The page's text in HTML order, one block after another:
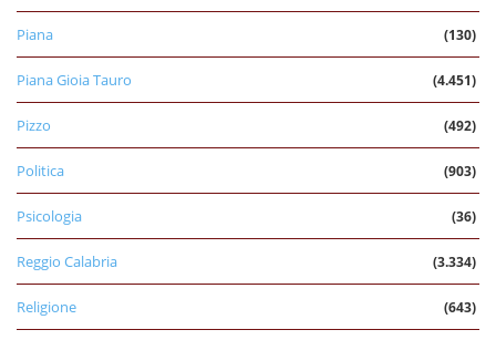
Piana (130)
Piana Gioia Tauro (4.451)
Pizzo (492)
Politica (903)
Psicologia (36)
Reggio Calabria (3.334)
Religione (643)